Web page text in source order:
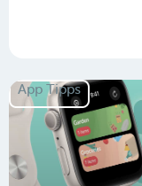
App Tipps